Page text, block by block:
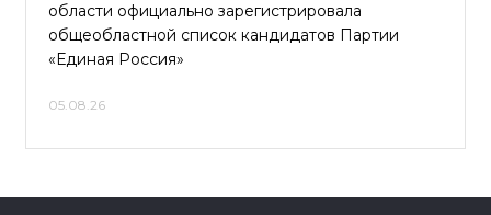
области официально зарегистрировала
общеобластной список кандидатов Партии
«Единая Россия»
05.08.26